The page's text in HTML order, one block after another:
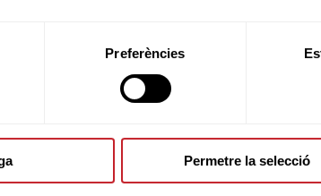
Preferències
Permetre la selecció
COOKIES?
puede deshabilitar o bloquear
de todas o algunas de las cookies.
las cookies instaladas en su equipo
información sobre cómo